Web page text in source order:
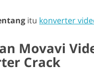
itu konverter
Movavi
Crack